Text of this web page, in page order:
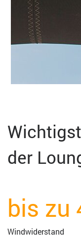
der
bis zu
Windwiderstand